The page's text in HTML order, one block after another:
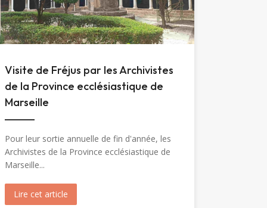
Visite de Fréjus par les Archivistes
de la Province ecclésiastique de
Marseille
Pour leur sortie annuelle de fin d'année, les
Archivistes de la Province ecclésiastique de
Marseille...
Lire cet article